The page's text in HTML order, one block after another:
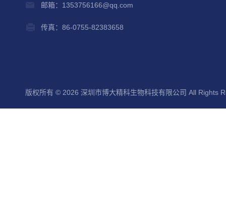
邮箱：1353756166@qq.com
传真：86-0755-82383658
版权所有 © 2026 深圳市博大精科生物科技有限公司 All Rights